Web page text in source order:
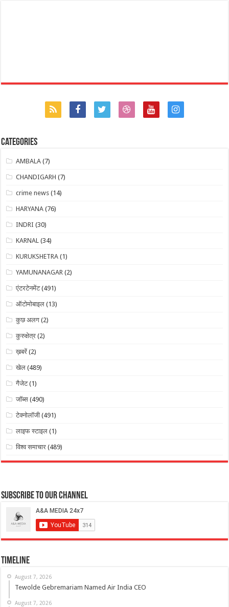
Categories
AMBALA (7)
CHANDIGARH (7)
crime news (14)
HARYANA (76)
INDRI (30)
KARNAL (34)
KURUKSHETRA (1)
YAMUNANAGAR (2)
एंटरटेनमेंट(491)
ऑटोमोबाइल (13)
कुछ अलग (2)
कुरुक्षेत्र (2)
ख़बरें (2)
खेल (489)
गैजेट(1)
जॉब्स (490)
टेक्नोलॉजी (491)
लाइफ स्टाइल (1)
विश्व समाचार (489)
Subscribe to our Channel
Timeline
August 7, 2026
Tewolde Gebremariam Named Air India CEO
August 7, 2026